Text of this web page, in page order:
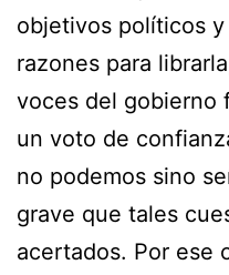
objetivos políticos
razones para
voces del gobierno
un voto de
no podemos sino
grave que tales
acertados. Por ese